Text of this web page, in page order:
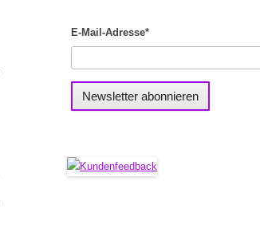
E-Mail-Adresse*